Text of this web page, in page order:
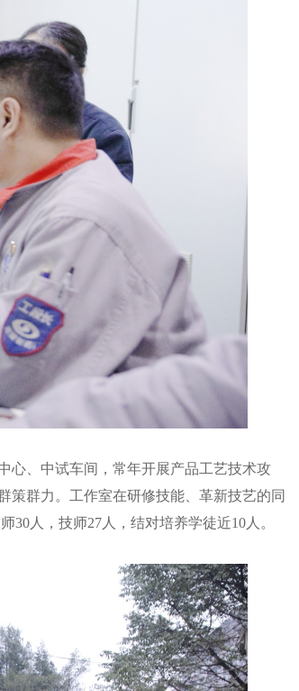
心、中试车间，常年开展产品工艺技术攻
策群力。工作室在研修技能、革新技艺的同
30人，技师27人，结对培养学徒近10人。